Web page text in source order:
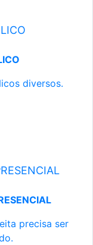
diversos.
precisa ser